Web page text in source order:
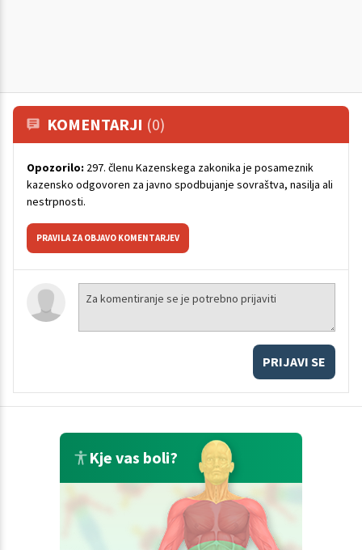
KOMENTARJI (0)
Opozorilo: 297. členu Kazenskega zakonika je posameznik
kazensko odgovoren za javno spodbujanje sovraštva, nasilja ali
nestrpnosti.
PRAVILA ZA OBJAVO KOMENTARJEV
PRIJAVI SE
Kje vas boli?